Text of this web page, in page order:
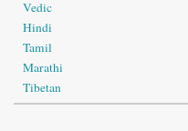
Vedic
Hindi
Tamil
Marathi
Tibetan